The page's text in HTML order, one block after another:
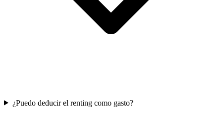
¿Puedo deducir el renting como gasto?